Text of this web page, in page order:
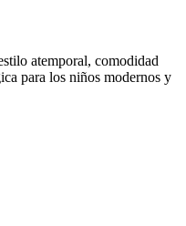
atemporal, comodidad
para los niños modernos y